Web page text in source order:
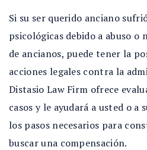
Si su ser querido anciano
psicológicas debido a abuso o
de ancianos, puede tener la
acciones legales contra la
Distasio Law Firm ofrece
casos y le ayudará a usted o a
los pasos necesarios para
buscar una compensación.